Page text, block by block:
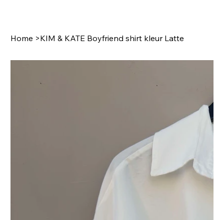
Home >KIM & KATE Boyfriend shirt kleur Latte